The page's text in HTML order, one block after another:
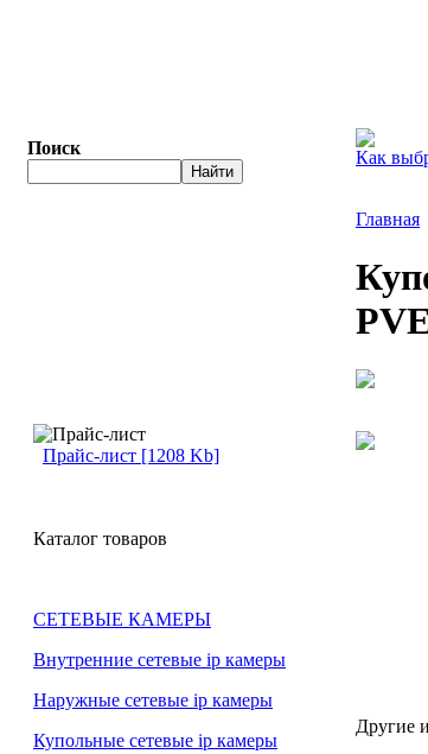
Поиск Как
Прайс-лист [1208 Kb]
Каталог товаров
СЕТЕВЫЕ КАМЕРЫ
Внутренние сетевые ip камеры
Наружные сетевые ip камеры
Купольные сетевые ip камеры
Главная
Другие